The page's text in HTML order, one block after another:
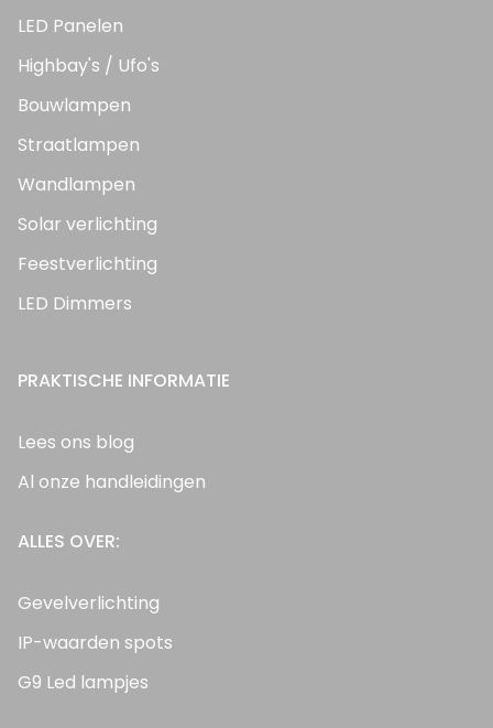
LED Panelen
Highbay's / Ufo's
Bouwlampen
Straatlampen
Wandlampen
Solar verlichting
Feestverlichting
LED Dimmers
PRAKTISCHE INFORMATIE
Lees ons blog
Al onze handleidingen
ALLES OVER:
Gevelverlichting
IP-waarden spots
G9 Led lampjes